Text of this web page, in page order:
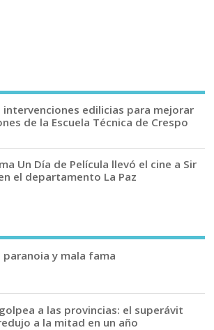
intervenciones edilicias para mejorar
de la Escuela Técnica de Crespo
Un Día de Película llevó el cine a Sir
el departamento La Paz
paranoia y mala fama
a las provincias: el superávit
a la mitad en un año